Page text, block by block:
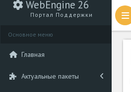
WebEngine 26
Портал Поддержки
Основное меню
Главная
Актуальные пакеты